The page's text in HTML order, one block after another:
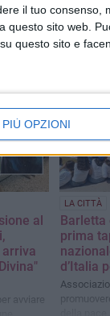
il tuo consenso,
questo sito web.
questo sito e
PIÙ OPZIONI
al
arriva
avviare
LA CITTÀ
Barletta
prima
d’Italia